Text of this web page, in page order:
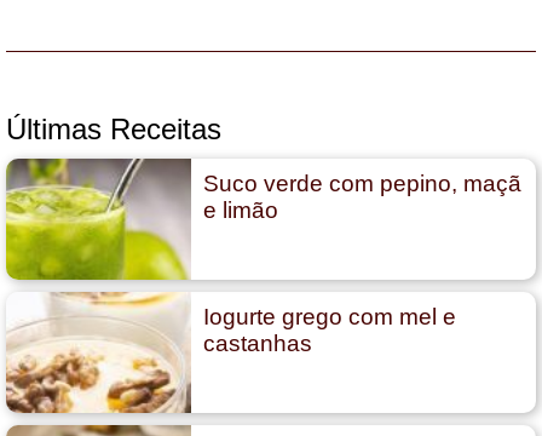
Últimas Receitas
Suco verde com pepino, maçã
e limão
Iogurte grego com mel e
castanhas